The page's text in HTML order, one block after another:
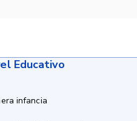
Educativo
infancia